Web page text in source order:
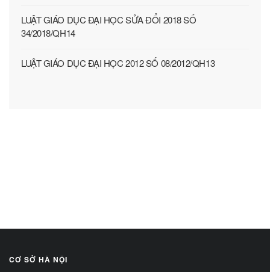
LUẬT GIÁO DỤC ĐẠI HỌC SỬA ĐỔI 2018 SỐ
34/2018/QH14
LUẬT GIÁO DỤC ĐẠI HỌC 2012 SỐ 08/2012/QH13
CƠ SỞ HÀ NỘI